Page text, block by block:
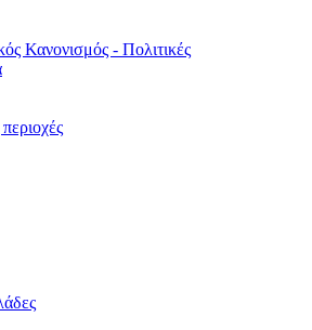
Κανονισμός - Πολιτικές